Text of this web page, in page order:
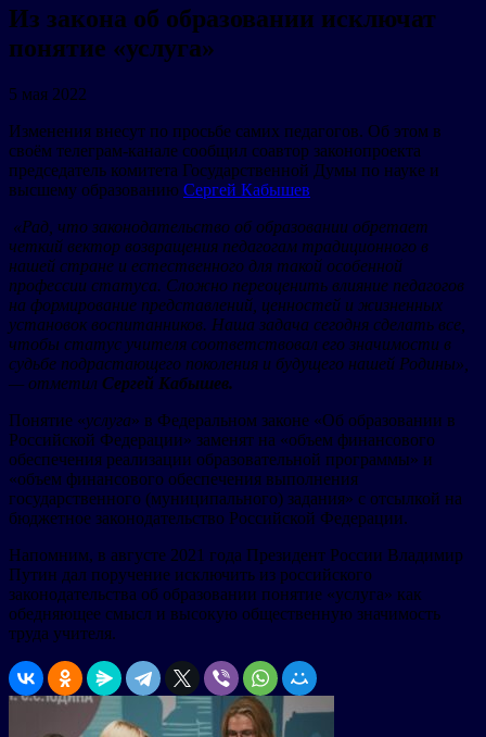
Из закона об образовании исключат
понятие «услуга»
5 мая 2022
Изменения внесут по просьбе самих педагогов. Об этом в
своём телеграм-канале сообщил соавтор законопроекта
председатель комитета Государственной Думы по науке и
высшему образованию Сергей Кабышев
«Рад, что законодательство об образовании обретает
четкий вектор возвращения педагогам традиционного в
нашей стране и естественного для такой особенной
профессии статуса. Сложно переоценить влияние педагогов
на формирование представлений, ценностей и жизненных
установок воспитанников. Наша задача сегодня сделать все,
чтобы статус учителя соответствовал его значимости в
судьбе подрастающего поколения и будущего нашей Родины»,
— отметил Сергей Кабышев.
Понятие «услуга» в Федеральном законе «Об образовании в
Российской Федерации» заменят на «объем финансового
обеспечения реализации образовательной программы» и
«объем финансового обеспечения выполнения
государственного (муниципального) задания» с отсылкой на
бюджетное законодательство Российской Федерации.
Напомним, в августе 2021 года Президент России Владимир
Путин дал поручение исключить из российского
законодательства об образовании понятие «услуга» как
обедняющее смысл и высокую общественную значимость
труда учителя.